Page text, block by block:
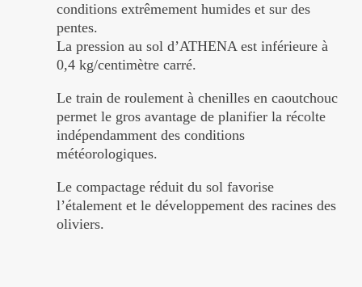
conditions extrêmement humides et sur des
pentes.
La pression au sol d’ATHENA est inférieure à
0,4 kg/centimètre carré.
Le train de roulement à chenilles en caoutchouc
permet le gros avantage de planifier la récolte
indépendamment des conditions
météorologiques.
Le compactage réduit du sol favorise
l’étalement et le développement des racines des
oliviers.